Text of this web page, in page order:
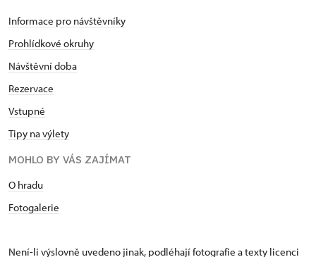
Informace pro návštěvníky
Prohlídkové okruhy
Návštěvní doba
Rezervace
Vstupné
Tipy na výlety
MOHLO BY VÁS ZAJÍMAT
O hradu
Fotogalerie
Není-li výslovně uvedeno jinak, podléhají fotografie a texty licenci